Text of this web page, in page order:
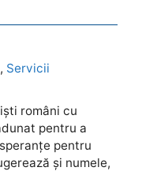
, Servicii
români cu
pentru a
pentru
și numele,